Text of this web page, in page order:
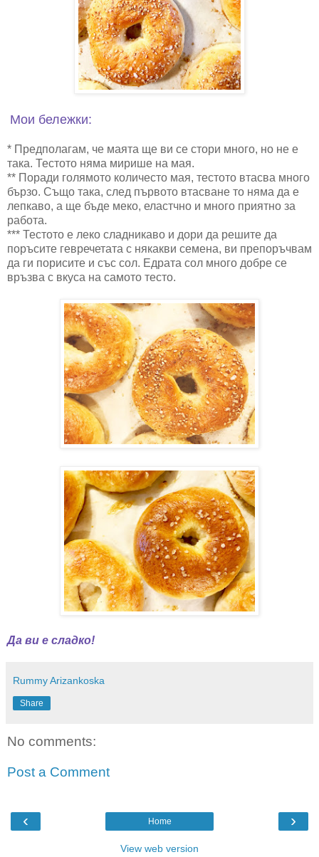
Мои бележки:
* Предполагам, че маята ще ви се стори много, но не е
така. Тестото няма мирише на мая.
** Поради голямото количесто мая, тестото втасва много
бързо. Също така, след първото втасване то няма да е
лепкаво, а ще бъде меко, еластчно и много приятно за
работа.
*** Тестото е леко сладникаво и дори да решите да
поръсите гевречетата с някакви семена, ви препоръчвам
да ги порисите и със сол. Едрата сол много добре се
връзва с вкуса на самото тесто.
Да ви е сладко!
Rummy Arizankoska
Share
No comments:
Post a Comment
‹ ›
Home
View web version